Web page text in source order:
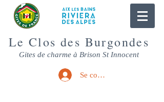
Le Clos des Burgondes
Gites de charme à Brison St Innocent
Se connecter